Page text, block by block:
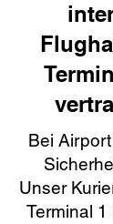
Bei
Unser
Terminal